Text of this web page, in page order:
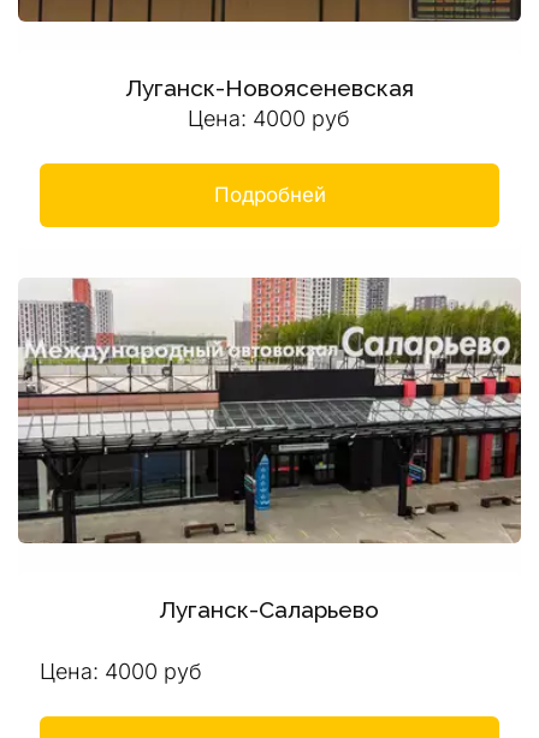
Луганск-Новоясеневская
Цена: 4000 руб
Подробней
Луганск-Саларьево
Цена: 4000 руб